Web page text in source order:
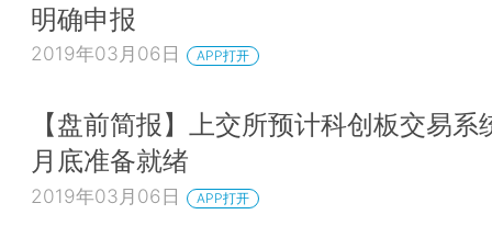
明确申报
2019年03月06日 APP打开
【盘前简报】上交所预计科创板交易系
月底准备就绪
2019年03月06日 APP打开